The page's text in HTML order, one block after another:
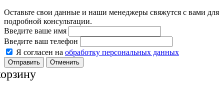
Оставьте свои данные и наши менеджеры свяжутся с вами для
подробной консультации.
Введите ваше имя
Введите ваш телефон
Я согласен на обработку персональных данных
Отменить